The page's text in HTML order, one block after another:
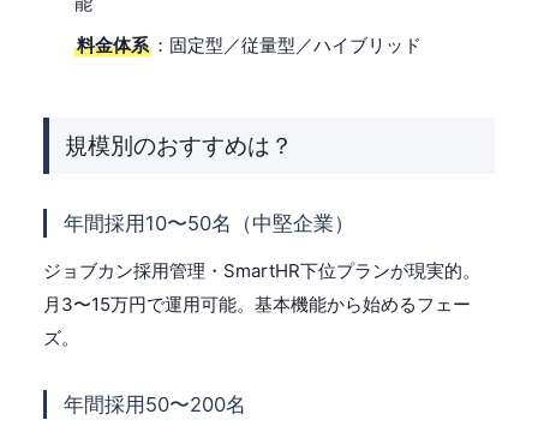
料金体系：固定型／従量型／ハイブリッド
規模別のおすすめは？
年間採用10〜50名（中堅企業）
ジョブカン採用管理・SmartHR下位プランが現実的。
月3〜15万円で運用可能。基本機能から始めるフェー
ズ。
年間採用50〜200名